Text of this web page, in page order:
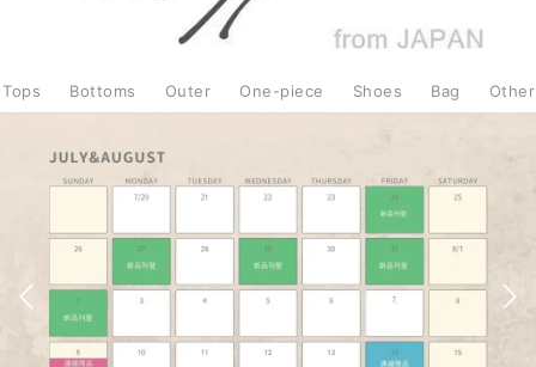
Tops Bottoms Outer One-piece Shoes Bag Other